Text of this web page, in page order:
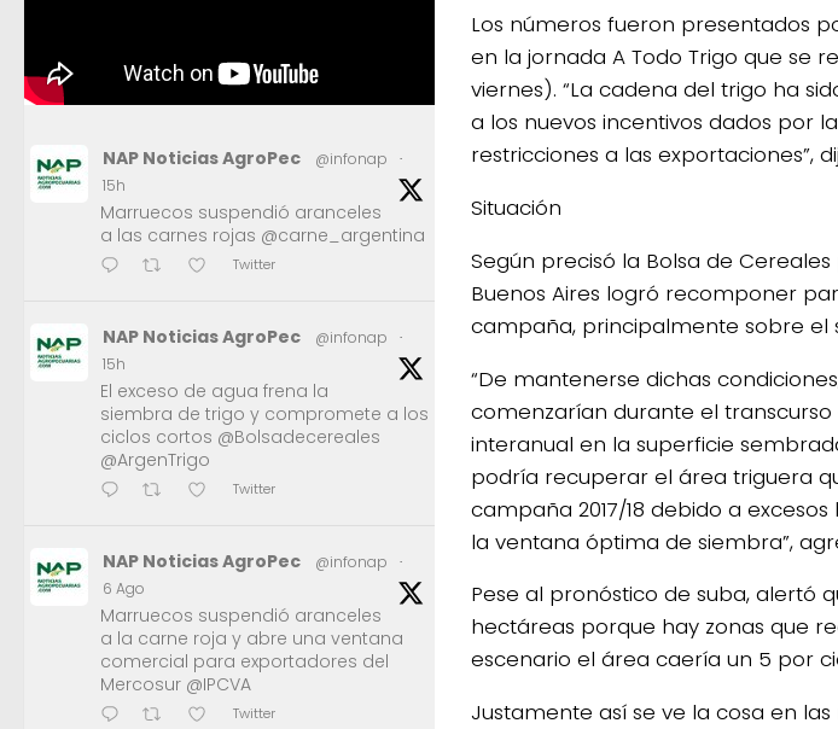
Los números fueron presentados
en la jornada A Todo Trigo que se
viernes). “La cadena del trigo ha
a los nuevos incentivos dados por
restricciones a las exportaciones”,
Situación
Según precisó la Bolsa de
Buenos Aires logró recomponer
campaña, principalmente sobre el
“De mantenerse dichas
comenzarían durante el
interanual en la superficie
podría recuperar el área triguera
campaña 2017/18 debido a
la ventana óptima de siembra”,
Pese al pronóstico de suba, alertó
hectáreas porque hay zonas que
escenario el área caería un 5 por
Justamente así se ve la cosa en
NAP Noticias AgroPec @infonap
·
15h
Marruecos suspendió aranceles
a las carnes rojas @carne_argentina
Twitter
NAP Noticias AgroPec @infonap
·
15h
El exceso de agua frena la
siembra de trigo y compromete a los
ciclos cortos @Bolsadecereales
@ArgenTrigo
Twitter
NAP Noticias AgroPec @infonap
·
6 Ago
Marruecos suspendió aranceles
a la carne roja y abre una ventana
comercial para exportadores del
Mercosur @IPCVA
Twitter